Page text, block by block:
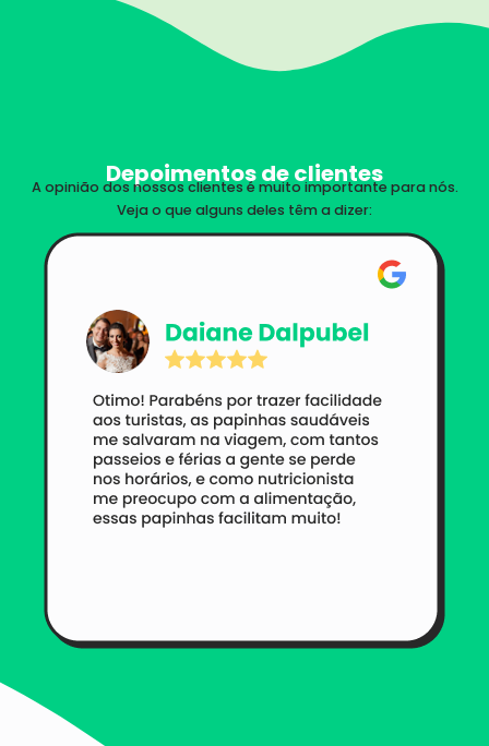
Depoimentos de clientes
A opinião dos nossos clientes é muito importante para nós.
Veja o que alguns deles têm a dizer: